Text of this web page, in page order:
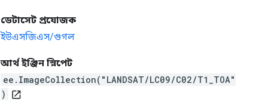
ডেটাসেট প্রযোজক
ইউএসজিএস/গুগল
আর্থ ইঞ্জিন স্নিপেট
ee.ImageCollection("LANDSAT/LC09/C02/T1_TOA"
)
open_in_new